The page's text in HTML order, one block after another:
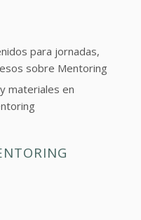
para jornadas,
sobre Mentoring
materiales en